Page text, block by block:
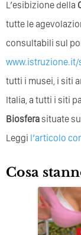
L’esibizione della
tutte le
consultabili sul
tutti i musei, i siti
Italia, a tutti i siti
Biosfera situate
Leggi l’articolo
Cosa